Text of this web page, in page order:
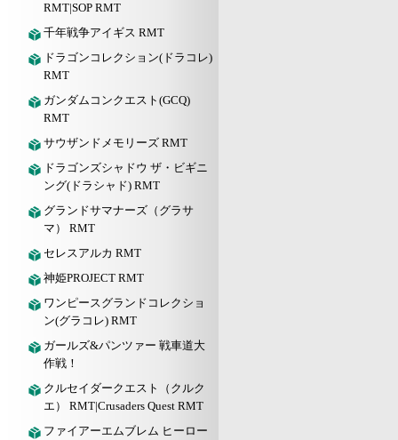
RMT|SOP RMT
千年戦争アイギス RMT
ドラゴンコレクション(ドラコレ)
RMT
ガンダムコンクエスト(GCQ)
RMT
サウザンドメモリーズ RMT
ドラゴンズシャドウ ザ・ビギニ
ング(ドラシャド) RMT
グランドサマナーズ（グラサ
マ） RMT
セレスアルカ RMT
神姫PROJECT RMT
ワンピースグランドコレクショ
ン(グラコレ) RMT
ガールズ&パンツァー 戦車道大
作戦！
クルセイダークエスト（クルク
エ） RMT|Crusaders Quest RMT
ファイアーエムブレム ヒーロー